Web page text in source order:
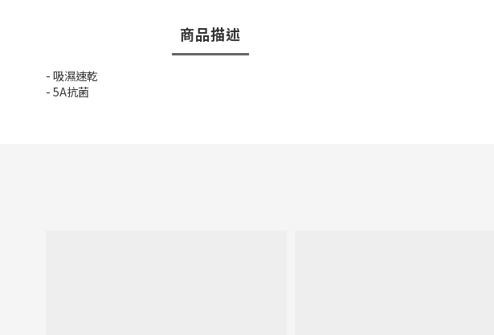
商品描述
- 吸濕速乾
- 5A抗菌